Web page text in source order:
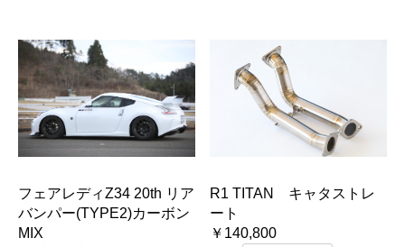
フェアレディZ34 20th リア
バンパー(TYPE2)カーボン
MIX
R1 TITAN キャタストレ
ート
￥140,800